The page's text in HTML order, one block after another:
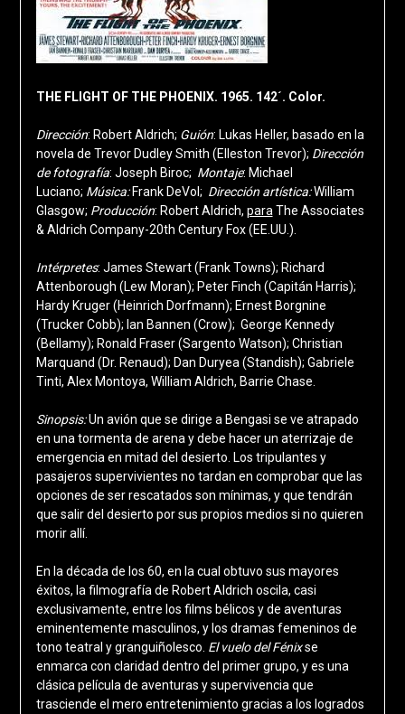
THE FLIGHT OF THE PHOENIX. 1965. 142´. Color.
Dirección: Robert Aldrich; Guión: Lukas Heller, basado en la
novela de Trevor Dudley Smith (Elleston Trevor); Dirección
de fotografía: Joseph Biroc; Montaje: Michael
Luciano; Música: Frank DeVol; Dirección artística:William
Glasgow; Producción: Robert Aldrich, para The Associates
& Aldrich Company-20th Century Fox (EE.UU.).
Intérpretes: James Stewart (Frank Towns); Richard
Attenborough (Lew Moran); Peter Finch (Capitán Harris);
Hardy Kruger (Heinrich Dorfmann); Ernest Borgnine
(Trucker Cobb); Ian Bannen (Crow); George Kennedy
(Bellamy); Ronald Fraser (Sargento Watson); Christian
Marquand (Dr. Renaud); Dan Duryea (Standish); Gabriele
Tinti, Alex Montoya, William Aldrich, Barrie Chase.
Sinopsis:Un avión que se dirige a Bengasi se ve atrapado
en una tormenta de arena y debe hacer un aterrizaje de
emergencia en mitad del desierto. Los tripulantes y
pasajeros supervivientes no tardan en comprobar que las
opciones de ser rescatados son mínimas, y que tendrán
que salir del desierto por sus propios medios si no quieren
morir allí.
En la década de los 60, en la cual obtuvo sus mayores
éxitos, la filmografía de Robert Aldrich oscila, casi
exclusivamente, entre los films bélicos y de aventuras
eminentemente masculinos, y los dramas femeninos de
tono teatral y granguiñolesco. El vuelo del Fénixse
enmarca con claridad dentro del primer grupo, y es una
clásica película de aventuras y supervivencia que
trasciende el mero entretenimiento gracias a los logrados